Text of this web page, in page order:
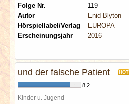
Folge Nr.
119
Autor
Enid Blyton
Hörspiellabel/Verlag
EUROPA
Erscheinungsjahr
2016
und der falsche Patient HOT
8,2
Kinder u. Jugend